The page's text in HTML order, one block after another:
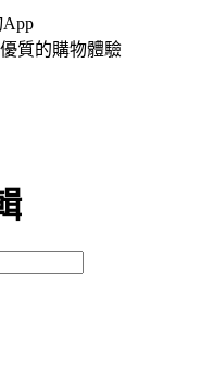
App
質的購物體驗